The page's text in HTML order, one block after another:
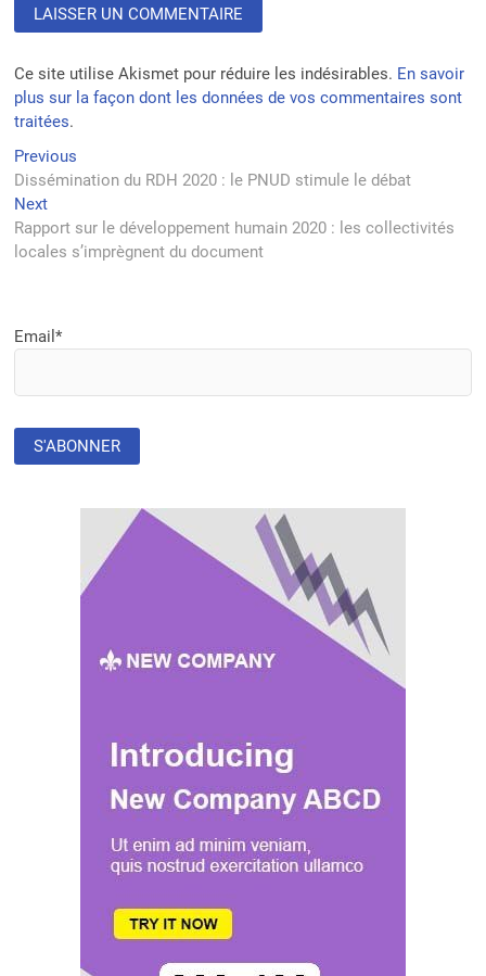
Ce site utilise Akismet pour réduire les indésirables. En savoir
plus sur la façon dont les données de vos commentaires sont
traitées.
Navigation
de
l’article
Previous
post:
Dissémination du RDH 2020 : le PNUD stimule le débat
NextNext
post:
Rapport sur le développement humain 2020 : les collectivités
locales s’imprègnent du document
Email*